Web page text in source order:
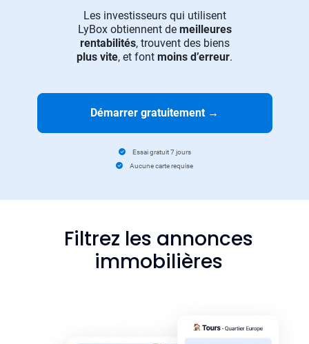
Les investisseurs qui utilisent
LyBox obtiennent de meilleures
rentabilités, trouvent des biens
plus vite, et font moins d’erreur.
Démarrer gratuitement →
Essai gratuit 7 jours
Aucune carte requise
Filtrez les annonces
immobilières